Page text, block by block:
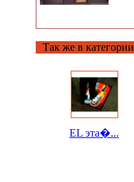
Так же в категории
EL эта�...